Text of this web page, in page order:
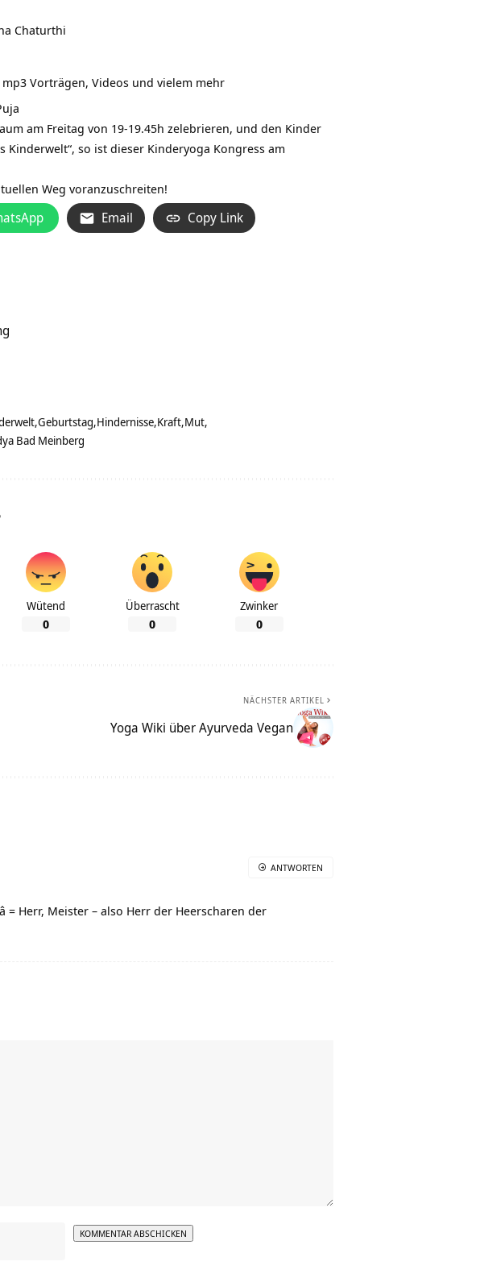
Chaturthi
Vorträgen, Videos und vielem mehr
am Freitag von 19-19.45h zelebrieren, und den Kinder
so ist dieser Kinderyoga Kongress am
Weg voranzuschreiten!
Email Copy Link
Geburtstag Hindernisse Kraft Mut
Bad Meinberg
Wütend
0
Überrascht
0
Zwinker
0
NÄCHSTER ARTIKEL
Yoga Wiki über Ayurveda Vegan
= Herr, Meister – also Herr der Heerscharen der
ANTWORTEN